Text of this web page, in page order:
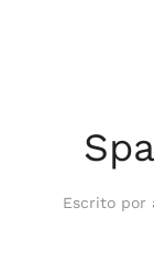
Escrito por